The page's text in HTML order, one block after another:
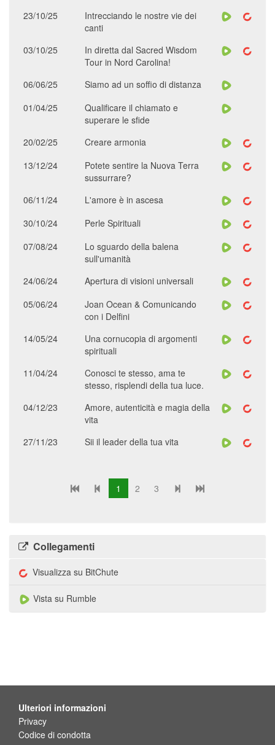
23/10/25
Intrecciando le nostre vie dei
canti
03/10/25
In diretta dal Sacred Wisdom
Tour in Nord Carolina!
06/06/25
Siamo ad un soffio di distanza
01/04/25
Qualificare il chiamato e
superare le sfide
20/02/25
Creare armonia
13/12/24
Potete sentire la Nuova Terra
sussurrare?
06/11/24
L'amore è in ascesa
30/10/24
Perle Spirituali
07/08/24
Lo sguardo della balena
sull'umanità
24/06/24
Apertura di visioni universali
05/06/24
Joan Ocean & Comunicando
con i Delfini
14/05/24
Una cornucopia di argomenti
spirituali
11/04/24
Conosci te stesso, ama te
stesso, risplendi della tua luce.
04/12/23
Amore, autenticità e magia della
vita
27/11/23
Sii il leader della tua vita
1 2 3
Collegamenti
Visualizza su BitChute
Vista su Rumble
Ulteriori informazioni
Privacy
Codice di condotta